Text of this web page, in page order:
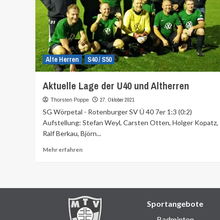
Alte Herren S40 / S50
Aktuelle Lage der U40 und Altherren
Thorsten Poppe 27. Oktober 2021
SG Wörpetal - Rotenburger SV Ü 40 7er 1:3 (0:2)
Aufstellung: Stefan Weyl, Carsten Otten, Holger Kopatz,
Ralf Berkau, Björn...
Mehr erfahrenMehr
Sportangebote